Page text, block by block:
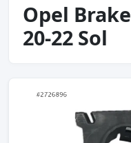
Opel
20-22 Sol